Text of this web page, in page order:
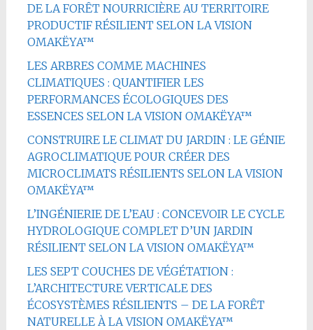
DE LA FORÊT NOURRICIÈRE AU TERRITOIRE
PRODUCTIF RÉSILIENT SELON LA VISION
OMAKËYA™
LES ARBRES COMME MACHINES
CLIMATIQUES : QUANTIFIER LES
PERFORMANCES ÉCOLOGIQUES DES
ESSENCES SELON LA VISION OMAKËYA™
CONSTRUIRE LE CLIMAT DU JARDIN : LE GÉNIE
AGROCLIMATIQUE POUR CRÉER DES
MICROCLIMATS RÉSILIENTS SELON LA VISION
OMAKËYA™
L’INGÉNIERIE DE L’EAU : CONCEVOIR LE CYCLE
HYDROLOGIQUE COMPLET D’UN JARDIN
RÉSILIENT SELON LA VISION OMAKËYA™
LES SEPT COUCHES DE VÉGÉTATION :
L’ARCHITECTURE VERTICALE DES
ÉCOSYSTÈMES RÉSILIENTS – DE LA FORÊT
NATURELLE À LA VISION OMAKËYA™